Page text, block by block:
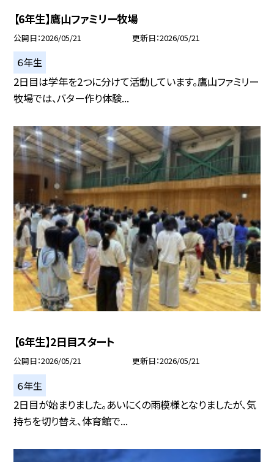
【6年生】鷹山ファミリー牧場
公開日 2026/05/21 更新日 2026/05/21
６年生
2日目は学年を2つに分けて活動しています。鷹山ファミリー
牧場では、バター作り体験...
【6年生】2日目スタート
公開日 2026/05/21 更新日 2026/05/21
６年生
2日目が始まりました。あいにくの雨模様となりましたが、気
持ちを切り替え、体育館で...